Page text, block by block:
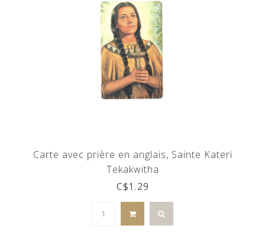
Carte avec prière en anglais, Sainte Kateri
Tekakwitha
C$1.29